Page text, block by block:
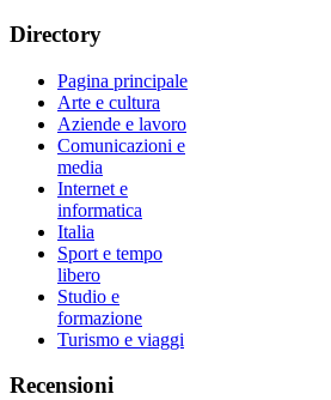
Directory
Pagina principale
Arte e cultura
Aziende e lavoro
Comunicazioni e
media
Internet e
informatica
Italia
Sport e tempo
libero
Studio e
formazione
Turismo e viaggi
Recensioni